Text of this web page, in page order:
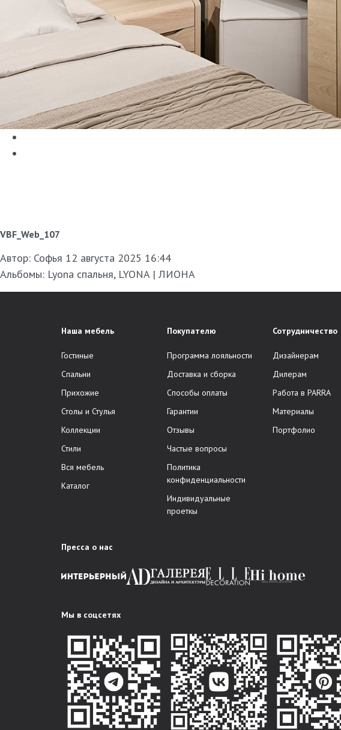
VBF_Web_107
Автор: Софья 12 августа 2025 16:44
Альбомы: Lyona спальня, LYONA | ЛИОНА
Наша мебель
Гостиные
Спальни
Прихожие
Столы и Стулья
Коллекции
Стили
Вся мебель
Каталог
Покупателю
Программа лояльности
Доставка и сборка
Способы оплаты
Гарантии
Отзывы
Частые вопросы
Политика
конфиденциальности
Индивидуальные
проеткы
Сотрудничество
Дизайнерам
Дилерам
Работа в PARRA
Материалы
Портфолио
Пресса о нас
Мы в соцсетях